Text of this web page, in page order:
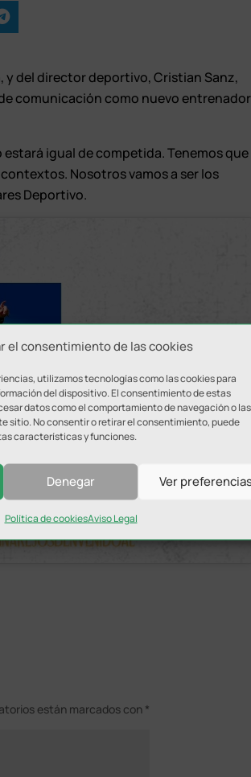
el consentimiento de las cookies
utilizamos tecnologías como las cookies para
del dispositivo. El consentimiento de estas
datos como el comportamiento de navegación o las
sitio. No consentir o retirar el consentimiento, puede
características y funciones.
Denegar Ver
Política de cookiesAviso Legal
y del director deportivo, Cristian Sanz,
comunicación como nuevo entrenador
igual de competida. Tenemos que
Nosotros vamos a ser los
Deportivo.
marketing
están marcados con *